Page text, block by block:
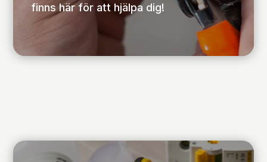
finns här för att hjälpa dig!